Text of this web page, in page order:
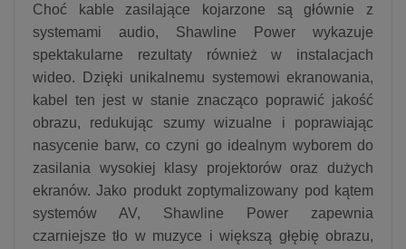
Choć kable zasilające kojarzone są głównie z
systemami audio, Shawline Power wykazuje
spektakularne rezultaty również w instalacjach
wideo.
Dzięki unikalnemu systemowi ekranowania,
kabel ten jest w stanie znacząco poprawić jakość
obrazu, redukując szumy wizualne i poprawiając
nasycenie barw, co czyni go idealnym wyborem do
zasilania wysokiej klasy projektorów oraz dużych
ekranów. Jako produkt zoptymalizowany pod kątem
systemów AV, Shawline Power zapewnia
czarniejsze tło w muzyce i większą głębię obrazu,